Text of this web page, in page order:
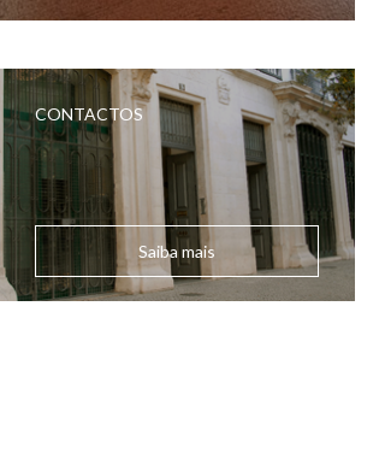
CONTACTOS
Saiba mais